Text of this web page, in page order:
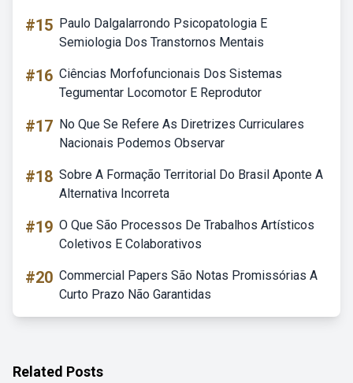
#15 Paulo Dalgalarrondo Psicopatologia E
Semiologia Dos Transtornos Mentais
#16 Ciências Morfofuncionais Dos Sistemas
Tegumentar Locomotor E Reprodutor
#17 No Que Se Refere As Diretrizes Curriculares
Nacionais Podemos Observar
#18 Sobre A Formação Territorial Do Brasil Aponte A
Alternativa Incorreta
#19 O Que São Processos De Trabalhos Artísticos
Coletivos E Colaborativos
#20 Commercial Papers São Notas Promissórias A
Curto Prazo Não Garantidas
Related Posts